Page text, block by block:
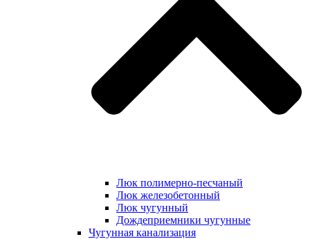
Люк полимерно-песчаный
Люк железобетонный
Люк чугунный
Дождеприемники чугунные
Чугунная канализация